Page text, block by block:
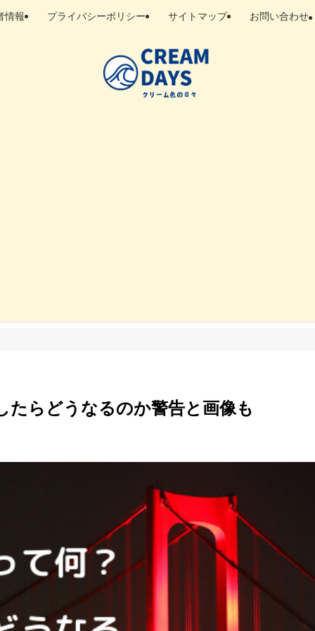
情報 プライバシーポリシー サイトマップ お問い合わせ
たらどうなるのか警告と画像も